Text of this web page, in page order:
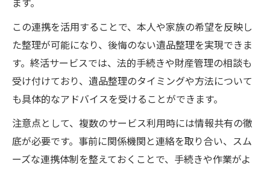
この連携を活用することで、本人や家族の希望を反映し
た整理が可能になり、後悔のない遺品整理を実現できま
す。終活サービスでは、法的手続きや財産管理の相談も
受け付けており、遺品整理のタイミングや方法について
も具体的なアドバイスを受けることができます。
注意点として、複数のサービス利用時には情報共有の徹
底が必要です。事前に関係機関と連絡を取り合い、スム
ーズな連携体制を整えておくことで、手続きや作業がよ